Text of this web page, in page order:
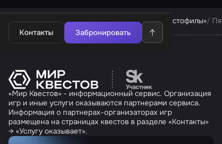
Контакты Забронировать
Квесты в Краснодаре Квесты компании «Квестофилы»
Перейти на сайт
«Мир Квестов» - информационный сервис. Организация
игр и иные услуги оказываются партнерами сервиса.
Информация о партнерах-организаторах игр
размещена на страницах квестов в разделе «Контакты»
→ «Услугу оказывает».